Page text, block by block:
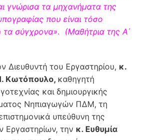
γνώρισα τα μηχανήματα της
που είναι τόσο
τα σύγχρονα». (Μαθήτρια της Α΄
Διευθυντή του Εργαστηρίου, κ.
Κωτόπουλο, καθηγητή
και δημιουργικής
Νηπιαγωγών ΠΔΜ, τη
υπεύθυνη της
Εργαστηρίων, την κ. Ευθυμία